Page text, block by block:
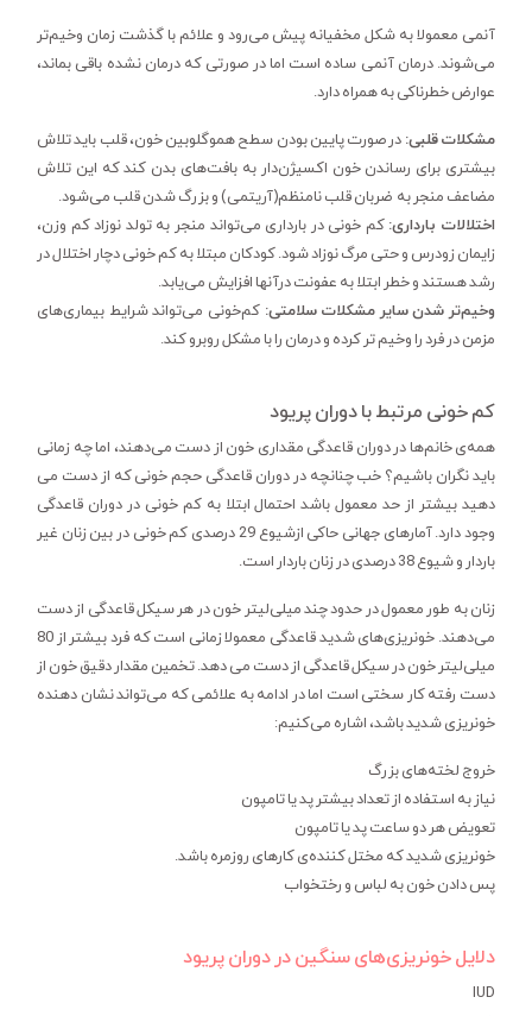
آنمی معمولا به شکل مخفیانه پیش می‌رود و علائم با گذشت زمان وخیم‌تر
می‌شوند. درمان آنمی ساده است اما در صورتی که درمان نشده باقی بماند،
عوارض خطرناکی به همراه دارد.
مشکلات قلبی: در صورت پایین بودن سطح هموگلوبین خون، قلب باید تلاش
بیشتری برای رساندن خون اکسیژن‌دار به بافت‌های بدن کند که این تلاش
مضاعف منجر به ضربان قلب نامنظم(آریتمی) و بزرگ شدن قلب می‌شود.
اختلالات بارداری: کم خونی در بارداری می‌تواند منجر به تولد نوزاد کم وزن،
زایمان زودرس و حتی مرگ نوزاد شود. کودکان مبتلا به کم خونی دچار اختلال در
رشد هستند و خطر ابتلا به عفونت درآنها افزایش می‌یابد.
وخیم‌تر شدن سایر مشکلات سلامتی: کم‌خونی می‌تواند شرایط بیماری‌های
مزمن در فرد را وخیم تر کرده و درمان را با مشکل روبرو کند.
کم خونی مرتبط با دوران پریود
همه‌ی خانم‌ها در دوران قاعدگی مقداری خون از دست می‌دهند، اما چه زمانی
باید نگران باشیم؟ خب چنانچه در دوران قاعدگی حجم خونی که از دست می
دهید بیشتر از حد معمول باشد احتمال ابتلا به کم خونی در دوران قاعدگی
وجود دارد. آمارهای جهانی حاکی ازشیوع 29 درصدی کم خونی در بین زنان غیر
باردار و شیوع 38 درصدی در زنان باردار است.
زنان به طور معمول در حدود چند میلی‌لیتر خون در هر سیکل قاعدگی از دست
می‌دهند. خونریزی‌های شدید قاعدگی معمولا زمانی است که فرد بیشتر از 80
میلی‌لیتر خون در سیکل قاعدگی از دست می دهد. تخمین مقدار دقیق خون از
دست رفته کار سختی است اما در ادامه به علائمی که می‌تواند نشان دهنده
خونریزی شدید باشد، اشاره می‌کنیم:
خروج لخته‌های بزرگ
نیاز به استفاده از تعداد بیشتر پد یا تامپون
تعویض هر دو ساعت پد یا تامپون
خونریزی شدید که مختل کننده‌ی کارهای روزمره باشد.
پس دادن خون به لباس و رختخواب
دلایل خونریزی‌های سنگین در دوران پریود
IUD